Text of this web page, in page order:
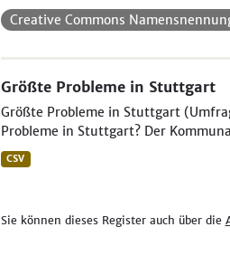
Creative Commons
Größte Probleme in Stuttgart
Größte Probleme in Stuttgart
Probleme in Stuttgart? Der
CSV
Sie können dieses Register auch über die